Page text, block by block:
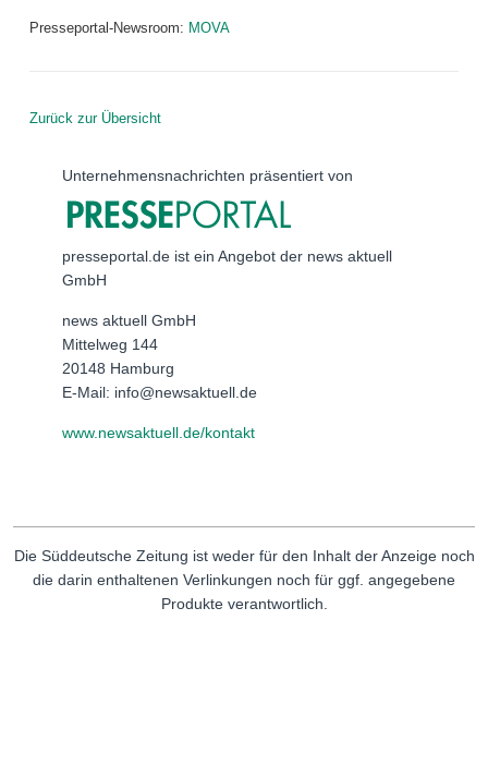
Presseportal-Newsroom: MOVA
Zurück zur Übersicht
Unternehmensnachrichten präsentiert von
presseportal.de ist ein Angebot der news aktuell
GmbH
news aktuell GmbH
Mittelweg 144
20148 Hamburg
E-Mail: info@newsaktuell.de
www.newsaktuell.de/kontakt
Die Süddeutsche Zeitung ist weder für den Inhalt der Anzeige noch
die darin enthaltenen Verlinkungen noch für ggf. angegebene
Produkte verantwortlich.